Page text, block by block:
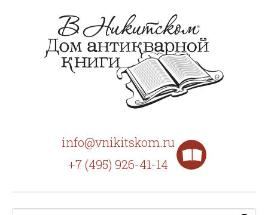
info@vnikitskom.ru
+7 (495) 926-41-14